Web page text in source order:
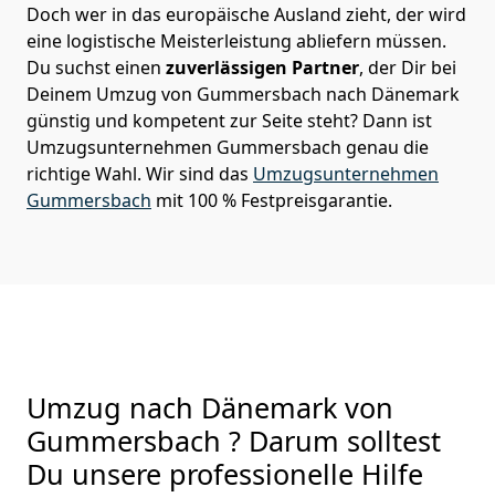
Doch wer in das europäische Ausland zieht, der wird
eine logistische Meisterleistung abliefern müssen.
Du suchst einen zuverlässigen Partner, der Dir bei
Deinem Umzug von Gummersbach nach Dänemark
günstig und kompetent zur Seite steht? Dann ist
Umzugsunternehmen Gummersbach genau die
richtige Wahl. Wir sind das Umzugsunternehmen
Gummersbach mit 100 % Festpreisgarantie.
Umzug nach Dänemark von
Gummersbach ? Darum solltest
Du unsere professionelle Hilfe